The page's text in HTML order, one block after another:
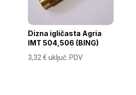
Dizna igličasta Agria
IMT 504,506 (BING)
3,32€ uključ. PDV